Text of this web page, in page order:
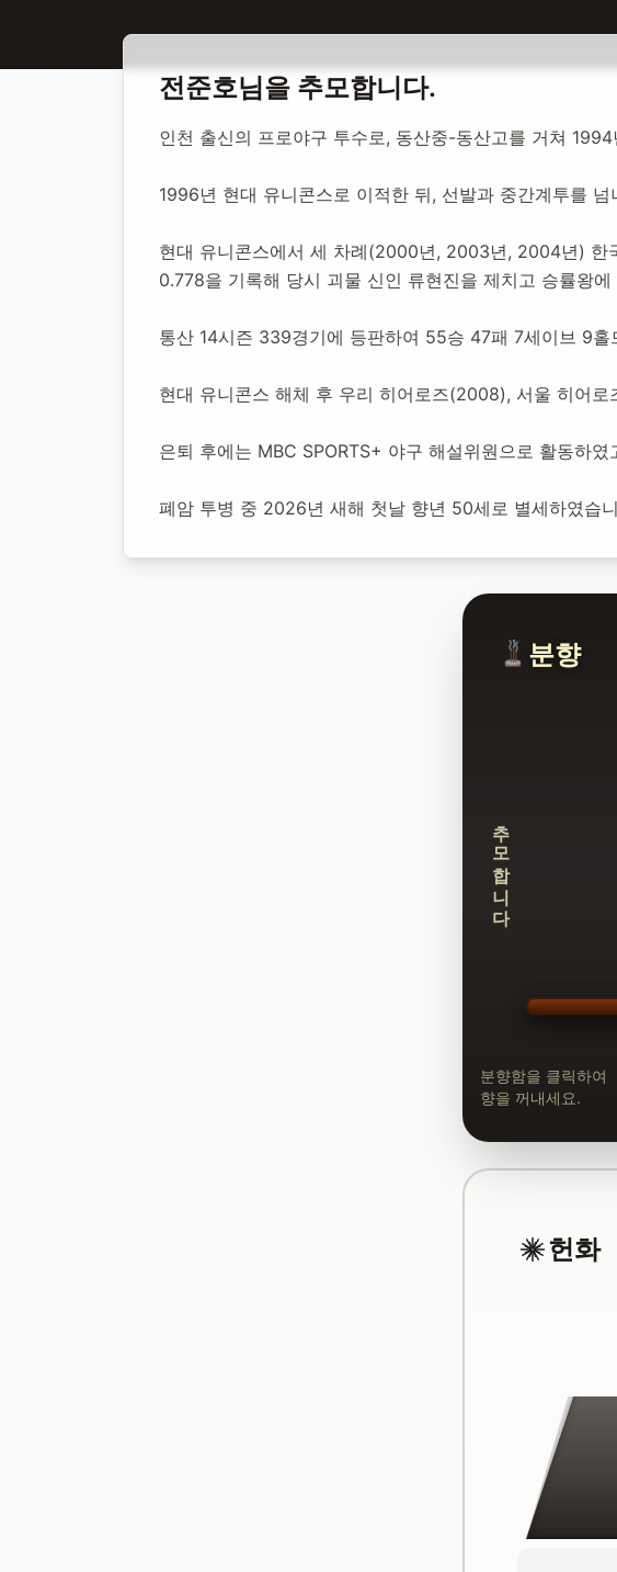
전준호 야구선수
전준호 야구선수
1975년 4월 10일-2026년 1월 1일(향년 50세) 추모소 개설: 2026년 1월 15일
전준호님을 추모합니다.
인천 출신의 프로야구 투수로, 동산중-동산고를 거쳐
1996년 현대 유니콘스로 이적한 뒤, 선발과 중간계투를
현대 유니콘스에서 세 차례(2000년, 2003년, 2004년) 한
0.778을 기록해 당시 괴물 신인 류현진을 제치고 승률왕에
통산 14시즌 339경기에 등판하여 55승 47패 7세이브 9
현대 유니콘스 해체 후 우리 히어로즈(2008), 서울 히어
은퇴 후에는 MBC SPORTS+ 야구 해설위원으로 활동하
폐암 투병 중 2026년 새해 첫날 향년 50세로 별세하였습
분향
추모합니다
분향함을 클릭하여
향을 꺼내세요.
헌화